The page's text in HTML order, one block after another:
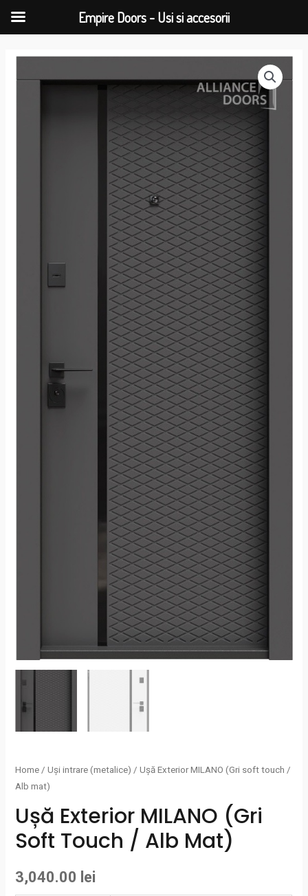
Home /Uși intrare (metalice) / Ușă Exterior MILANO (Gri soft touch /
Alb mat)
Ușă Exterior MILANO (Gri
Soft Touch / Alb Mat)
3,040.00 lei
Empire Doors - Usi si accesorii